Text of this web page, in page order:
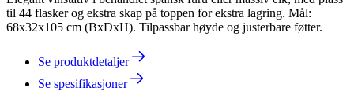
til 44 flasker og ekstra skap på toppen for ekstra lagring. Mål:
68x32x105 cm (BxDxH). Tilpassbar høyde og justerbare føtter.
Se produktdetaljer
Se spesifikasjoner